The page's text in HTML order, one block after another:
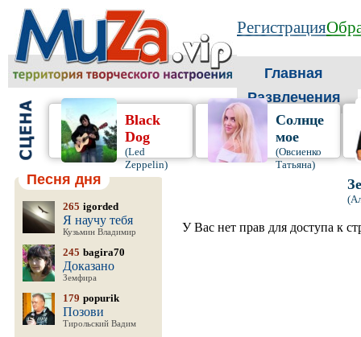
Регистрация
Главная
Развлечения
Black
Dog
(Led
Zeppelin)
Солнце
мое
(Овсиенко
Татьяна)
Песня дня
265 igorded
Я научу тебя
Кузьмин Владимир
245 bagira70
Доказано
Земфира
179 popurik
Позови
Тирольский Вадим
У Вас нет прав для доступа к